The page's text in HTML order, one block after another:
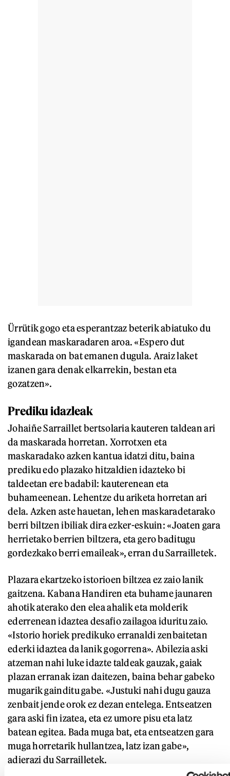
Ürrütik gogo eta esperantzaz beterik abiatuko du
igandean maskaradaren aroa. «Espero dut
maskarada on bat emanen dugula. Araiz laket
izanen gara denak elkarrekin, bestan eta
gozatzen».
Prediku idazleak
Johaiñe Sarraillet bertsolaria kauteren taldean ari
da maskarada horretan. Xorrotxen eta
maskaradako azken kantua idatzi ditu, baina
prediku edo plazako hitzaldien idazteko bi
taldeetan ere badabil: kauterenean eta
buhameenean. Lehentze du ariketa horretan ari
dela. Azken aste hauetan, lehen maskaradetarako
berri biltzen ibiliak dira ezker-eskuin: «Joaten gara
herrietako berrien biltzera, eta gero baditugu
gordezkako berri emaileak», erran du Sarrailletek.
Plazara ekartzeko istorioen biltzea ez zaio lanik
gaitzena. Kabana Handiren eta buhame jaunaren
ahotik aterako den elea ahalik eta molderik
ederrenean idaztea desafio zailagoa iduritu zaio.
«Istorio horiek predikuko erranaldi zenbaitetan
ederki idaztea da lanik gogorrena». Abilezia aski
atzeman nahi luke idazte taldeak gauzak, gaiak
plazan erranak izan daitezen, baina behar gabeko
mugarik gainditu gabe. «Justuki nahi dugu gauza
zenbait jende orok ez dezan entelega. Entseatzen
gara aski fin izatea, eta ez umore pisu eta latz
batean egitea. Bada muga bat, eta entseatzen gara
muga horretarik hullantzea, latz izan gabe»,
adierazi du Sarrailletek.